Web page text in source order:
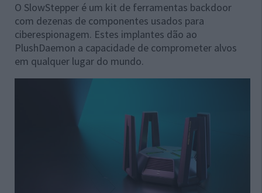
O SlowStepper é um kit de ferramentas backdoor
com dezenas de componentes usados para
ciberespionagem. Estes implantes dão ao
PlushDaemon a capacidade de comprometer alvos
em qualquer lugar do mundo.